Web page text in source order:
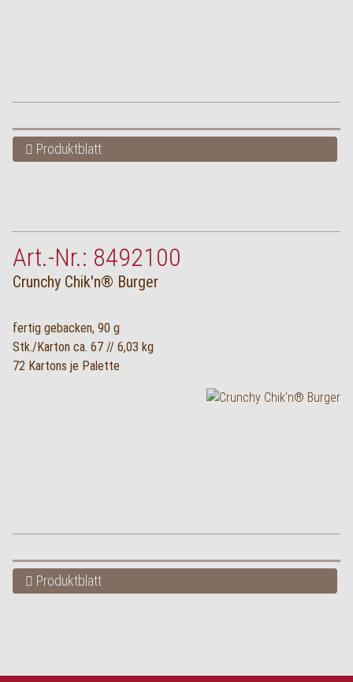
Produktblatt
Art.-Nr.: 8492100
Crunchy Chik'n® Burger
fertig gebacken, 90 g
Stk./Karton ca. 67 // 6,03 kg
72 Kartons je Palette
Produktblatt